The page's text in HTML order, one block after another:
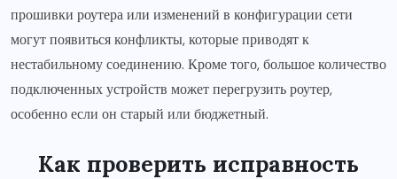
прошивки роутера или изменений в конфигурации сети
могут появиться конфликты, которые приводят к
нестабильному соединению. Кроме того, большое количество
подключенных устройств может перегрузить роутер,
особенно если он старый или бюджетный.
Как проверить исправность